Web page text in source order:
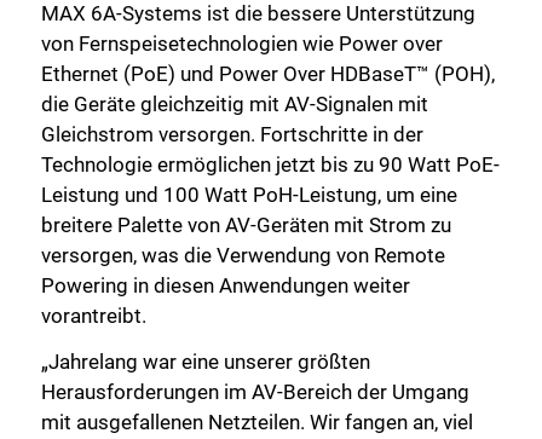
MAX 6A-Systems ist die bessere Unterstützung
von Fernspeisetechnologien wie Power over
Ethernet (PoE) und Power Over HDBaseT™ (POH),
die Geräte gleichzeitig mit AV-Signalen mit
Gleichstrom versorgen. Fortschritte in der
Technologie ermöglichen jetzt bis zu 90 Watt PoE-
Leistung und 100 Watt PoH-Leistung, um eine
breitere Palette von AV-Geräten mit Strom zu
versorgen, was die Verwendung von Remote
Powering in diesen Anwendungen weiter
vorantreibt.
„Jahrelang war eine unserer größten
Herausforderungen im AV-Bereich der Umgang
mit ausgefallenen Netzteilen. Wir fangen an, viel